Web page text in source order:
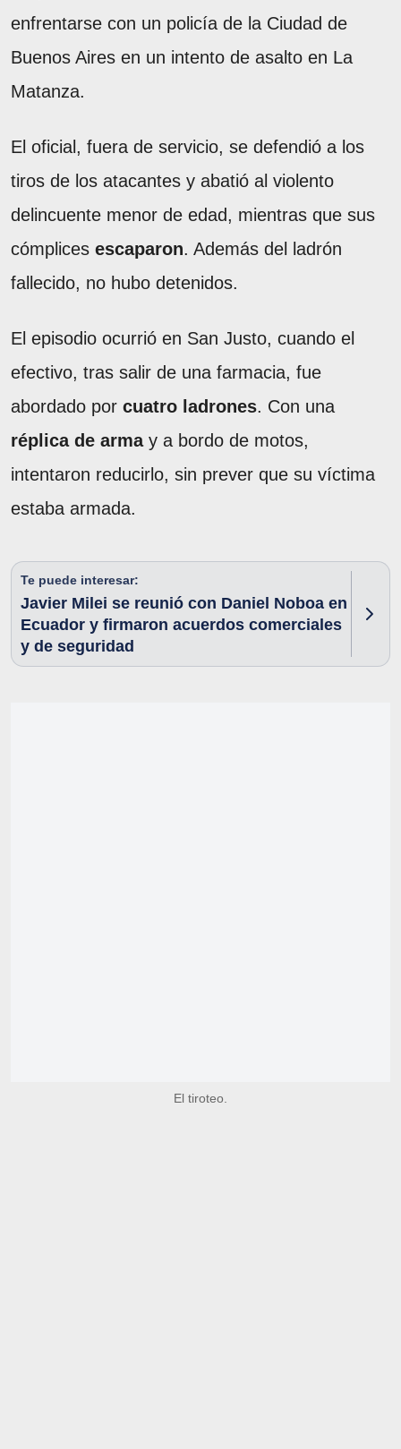
enfrentarse con un policía de la Ciudad de
Buenos Aires en un intento de asalto en La
Matanza.
El oficial, fuera de servicio, se defendió a los
tiros de los atacantes y abatió al violento
delincuente menor de edad, mientras que sus
cómplices escaparon. Además del ladrón
fallecido, no hubo detenidos.
El episodio ocurrió en San Justo, cuando el
efectivo, tras salir de una farmacia, fue
abordado por cuatro ladrones. Con una
réplica de armay a bordo de motos,
intentaron reducirlo, sin prever que su víctima
estaba armada.
Te puede interesar:
Javier Milei se reunió con Daniel Noboa en
Ecuador y firmaron acuerdos comerciales
y de seguridad
El tiroteo.